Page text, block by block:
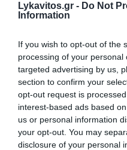
Lykavitos.gr - Do Not
Information
If you wish to opt-out of the
processing of your
targeted advertising by us,
section to confirm your
opt-out request is
interest-based ads based
us or personal information
your opt-out. You may
disclosure of your personal
Η υπενθύμιση της
Τσίπρα και γιατί το
«τσιμπήσει» στο...
Κόντρα
ΣΥΡΙΖΑ και τον Τσίπρα
αποχωρήσεις